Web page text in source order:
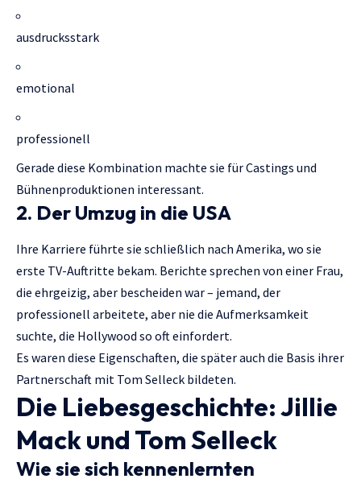
ausdrucksstark
emotional
professionell
Gerade diese Kombination machte sie für Castings und
Bühnenproduktionen interessant.
2. Der Umzug in die USA
Ihre Karriere führte sie schließlich nach Amerika, wo sie
erste TV-Auftritte bekam. Berichte sprechen von einer Frau,
die ehrgeizig, aber bescheiden war – jemand, der
professionell arbeitete, aber nie die Aufmerksamkeit
suchte, die Hollywood so oft einfordert.
Es waren diese Eigenschaften, die später auch die Basis ihrer
Partnerschaft mit Tom Selleck bildeten.
Die Liebesgeschichte: Jillie
Mack und Tom Selleck
Wie sie sich kennenlernten